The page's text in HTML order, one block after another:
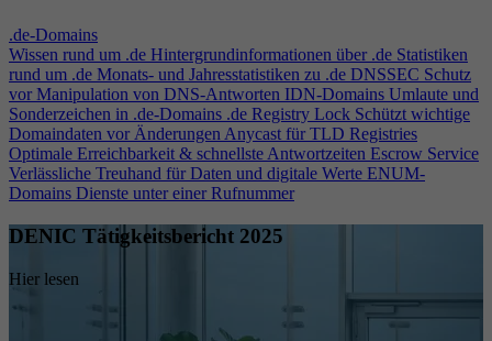
.de-Domains
Wissen rund um .de Hintergrundinformationen über .de Statistiken
rund um .de Monats- und Jahresstatistiken zu .de DNSSEC Schutz
vor Manipulation von DNS-Antworten IDN-Domains Umlaute und
Sonderzeichen in .de-Domains .de Registry Lock Schützt wichtige
Domaindaten vor ÄnderungenAnycast für TLD Registries
Optimale Erreichbarkeit & schnellste Antwortzeiten Escrow Service
Verlässliche Treuhand für Daten und digitale Werte ENUM-
Domains Dienste unter einer Rufnummer
DENIC Tätigkeitsbericht 2025
Hier lesen